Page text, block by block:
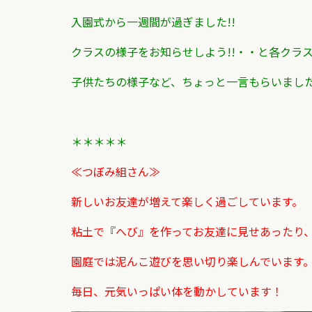
入園式から一週間が過ぎました!!
クラスの様子をお知らせしよう!!・・と各クラ
子供たちの様子など、 ちょっと一言もらいま
＊＊＊＊＊
≪つぼみ組さん≫
新しいお友達が増えて楽しく過ごしています。
粘土で『へび』を作ってお友達に見せあったり、
園庭では泥んこ遊びを思い切り楽しんでいます。
毎日、元気いっぱい体を動かしています！